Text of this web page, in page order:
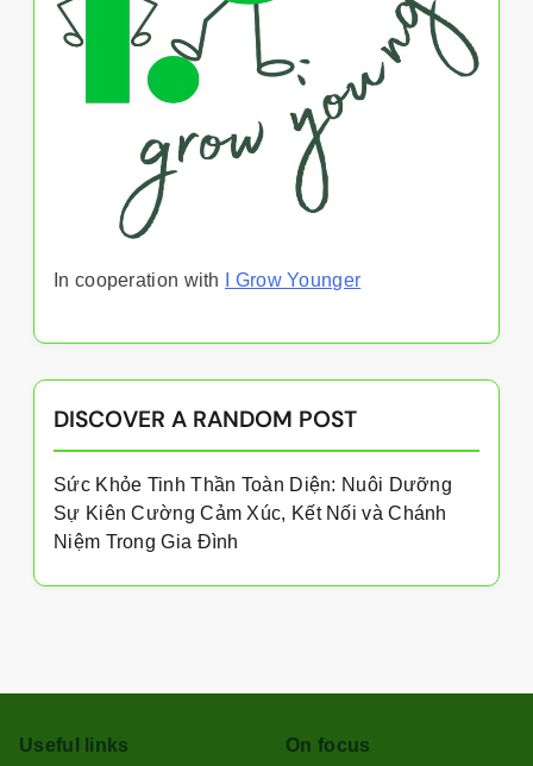
In cooperation with I Grow Younger
DISCOVER A RANDOM POST
Sức Khỏe Tinh Thần Toàn Diện: Nuôi Dưỡng
Sự Kiên Cường Cảm Xúc, Kết Nối và Chánh
Niệm Trong Gia Đình
Useful links
On focus